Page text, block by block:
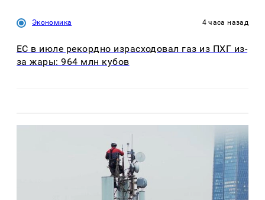
Экономика 4 часа назад
ЕС в июле рекордно израсходовал газ из ПХГ из-
за жары: 964 млн кубов